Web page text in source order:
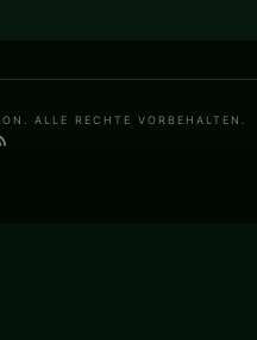
ALLE RECHTE VORBEHALTEN.